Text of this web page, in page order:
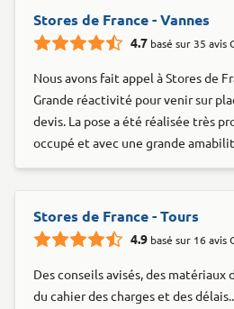
Stores de France - Vannes
4.7 basé sur 35 avis
Nous avons fait appel à Stores de
Grande réactivité pour venir sur
devis. La pose a été réalisée très
occupé et avec une grande
Stores de France - Tours
4.9 basé sur 16 avis
Des conseils avisés, des matériaux
du cahier des charges et des